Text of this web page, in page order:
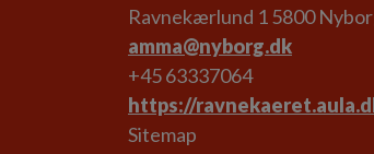
Ravnekærlund 1 5800
amma@nyborg.dk
+45 63337064
https://
Sitemap